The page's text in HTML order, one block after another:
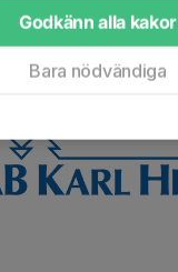
Godkänn alla kakor
Bara nödvändiga